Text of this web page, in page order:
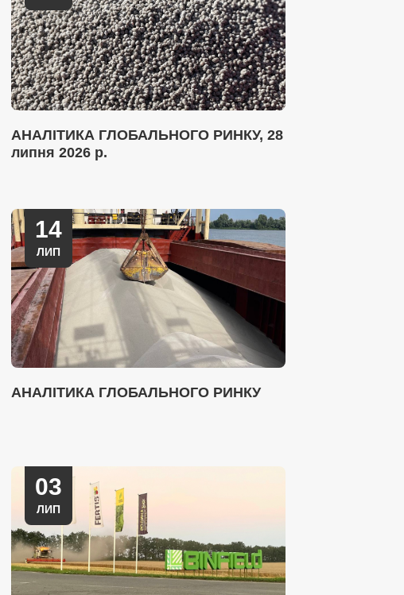
АНАЛІТИКА ГЛОБАЛЬНОГО РИНКУ, 28
липня 2026 р.
14
ЛИП
АНАЛІТИКА ГЛОБАЛЬНОГО РИНКУ
03
ЛИП